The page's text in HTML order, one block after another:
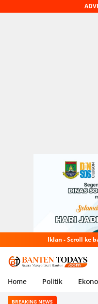
Iklan - Scroll ke
Home Politik
BREAKING NEWS